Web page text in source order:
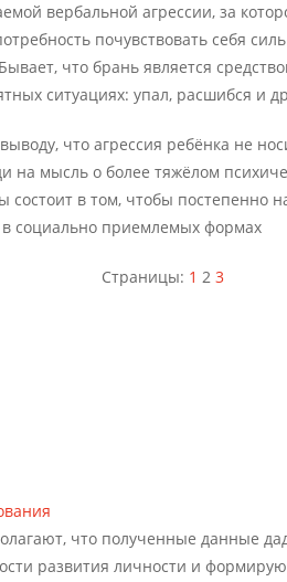
вербальной агрессии, за
почувствовать себя
что брань является
ситуациях: упал, расшибся и
что агрессия ребёнка не
на мысль о более тяжёлом
состоит в том, чтобы постепенно
в социально приемлемых формах
Страницы: 1 2 3
что полученные данные
развития личности и